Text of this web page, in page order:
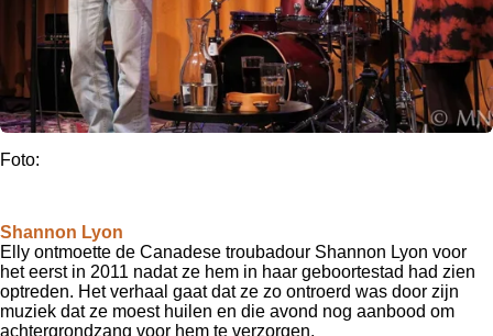
Foto:
Shannon Lyon
Elly ontmoette de Canadese troubadour Shannon Lyon voor
het eerst in 2011 nadat ze hem in haar geboortestad had zien
optreden. Het verhaal gaat dat ze zo ontroerd was door zijn
muziek dat ze moest huilen en die avond nog aanbood om
achtergrondzang voor hem te verzorgen.